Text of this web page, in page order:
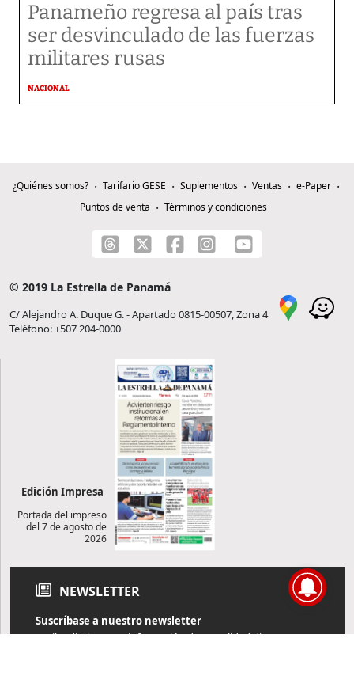
Panameño regresa al país tras
ser desvinculado de las fuerzas
militares rusas
NACIONAL
¿Quiénes somos? Tarifario GESE Suplementos Ventas
e-Paper
Puntos de venta
Términos y condiciones
© 2019 La Estrella de Panamá
C/ Alejandro A. Duque G. - Apartado 0815-00507, Zona 4
Teléfono: +507 204-0000
Edición Impresa
Portada del impreso
del 7 de agosto de
2026
NEWSLETTER
Suscríbase a nuestro newsletter
Reciba diariamente información de actualidad directamente en